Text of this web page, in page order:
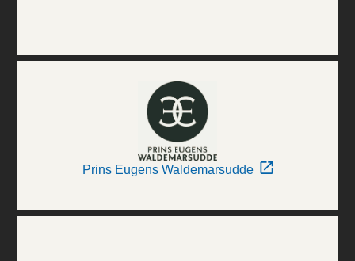
Prins Eugens Waldemarsudde